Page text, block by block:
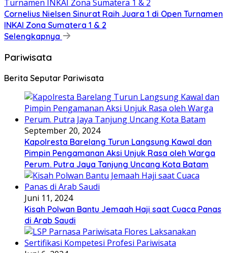
Cornelius Nielsen Sinurat Raih Juara 1 di Open Turnamen
INKAI Zona Sumatera 1 & 2
Selengkapnya
Pariwisata
Berita Seputar Pariwisata
September 20, 2024
Kapolresta Barelang Turun Langsung Kawal dan
Pimpin Pengamanan Aksi Unjuk Rasa oleh Warga
Perum. Putra Jaya Tanjung Uncang Kota Batam
Juni 11, 2024
Kisah Polwan Bantu Jemaah Haji saat Cuaca Panas
di Arab Saudi